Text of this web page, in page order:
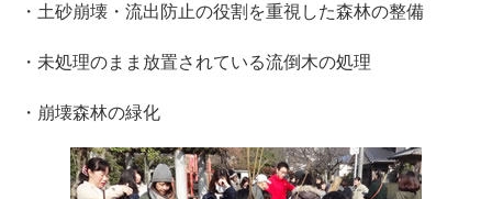
・土砂崩壊・流出防止の役割を重視した森林の整備
・未処理のまま放置されている流倒木の処理
・崩壊森林の緑化